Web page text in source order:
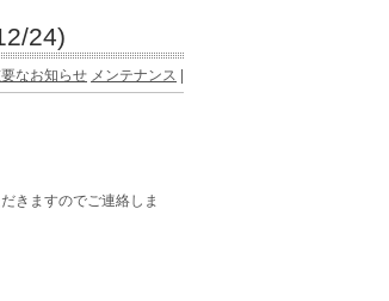
24)
なお知らせ メンテナンス
きますのでご連絡しま